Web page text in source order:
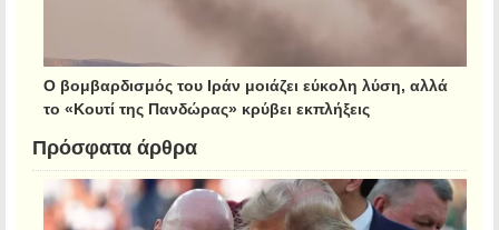
Ο βομβαρδισμός του Ιράν μοιάζει εύκολη λύση, αλλά
το «Κουτί της Πανδώρας» κρύβει εκπλήξεις
Πρόσφατα άρθρα